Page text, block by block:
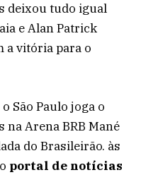
deixou tudo igual
e Alan Patrick
a vitória para o
São Paulo joga o
Arena BRB Mané
do Brasileirão. às
portal de notícias